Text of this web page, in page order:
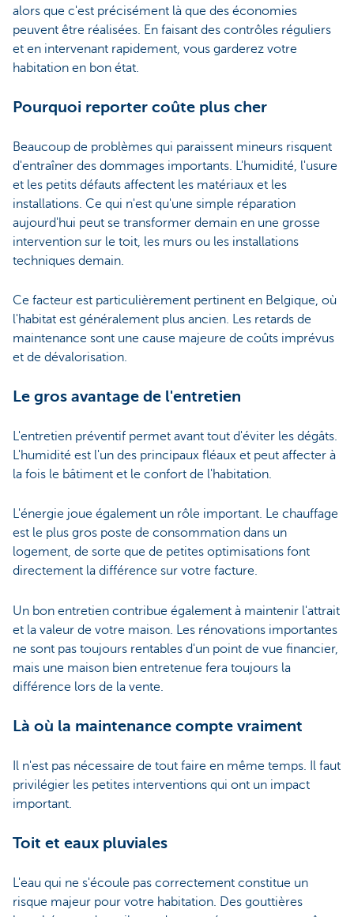
alors que c'est précisément là que des économies
peuvent être réalisées. En faisant des contrôles réguliers
et en intervenant rapidement, vous garderez votre
habitation en bon état.
Pourquoi reporter coûte plus cher
Beaucoup de problèmes qui paraissent mineurs risquent
d'entraîner des dommages importants. L'humidité, l'usure
et les petits défauts affectent les matériaux et les
installations. Ce qui n'est qu'une simple réparation
aujourd'hui peut se transformer demain en une grosse
intervention sur le toit, les murs ou les installations
techniques demain.
Ce facteur est particulièrement pertinent en Belgique, où
l'habitat est généralement plus ancien. Les retards de
maintenance sont une cause majeure de coûts imprévus
et de dévalorisation.
Le gros avantage de l'entretien
L'entretien préventif permet avant tout d'éviter les dégâts.
L'humidité est l'un des principaux fléaux et peut affecter à
la fois le bâtiment et le confort de l'habitation.
L'énergie joue également un rôle important. Le chauffage
est le plus gros poste de consommation dans un
logement, de sorte que de petites optimisations font
directement la différence sur votre facture.
Un bon entretien contribue également à maintenir l'attrait
et la valeur de votre maison. Les rénovations importantes
ne sont pas toujours rentables d'un point de vue financier,
mais une maison bien entretenue fera toujours la
différence lors de la vente.
Là où la maintenance compte vraiment
Il n'est pas nécessaire de tout faire en même temps. Il faut
privilégier les petites interventions qui ont un impact
important.
Toit et eaux pluviales
L'eau qui ne s'écoule pas correctement constitue un
risque majeur pour votre habitation. Des gouttières